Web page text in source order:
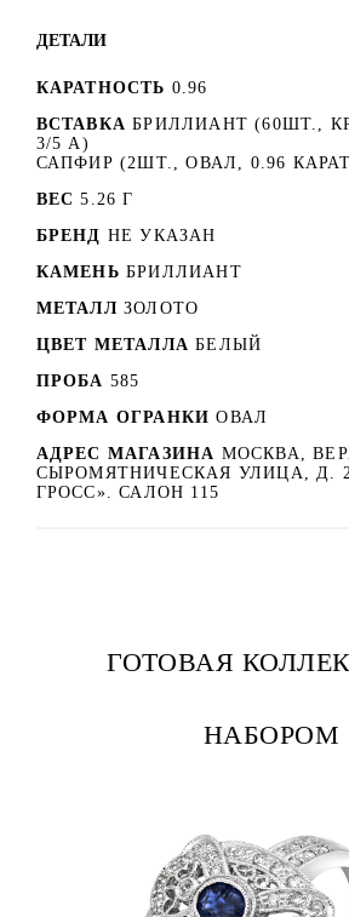
ДЕТАЛИ
КАРАТНОСТЬ 0.96
ВСТАВКА БРИЛЛИАНТ (60ШТ.,
3/5 А)
САПФИР (2ШТ., ОВАЛ, 0.96
ВЕС 5.26 Г
БРЕНД НЕ УКАЗАН
КАМЕНЬ БРИЛЛИАНТ
МЕТАЛЛ ЗОЛОТО
ЦВЕТ МЕТАЛЛА БЕЛЫЙ
ПРОБА 585
ФОРМА ОГРАНКИ ОВАЛ
АДРЕС МАГАЗИНА МОСКВА,
СЫРОМЯТНИЧЕСКАЯ УЛИЦА, Д.
ГРОСС». САЛОН 115
ГОТОВАЯ
НАБОРОМ